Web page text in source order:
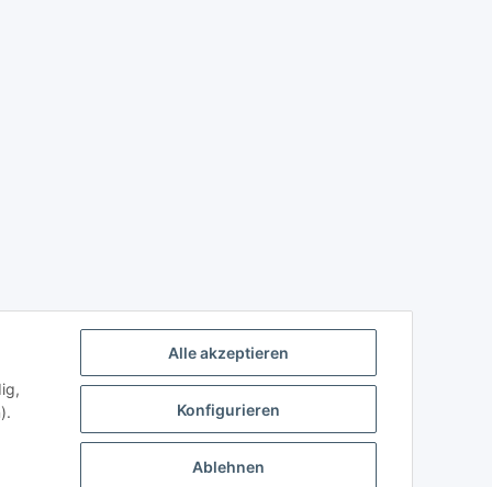
Alle akzeptieren
Konfigurieren
Ablehnen